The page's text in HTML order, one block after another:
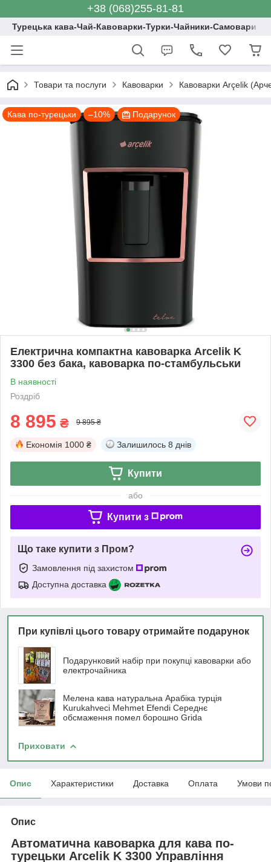
+38 (068)255-81-81
Турецька кава-Чай-Кавоварки-Турки-Чайники-Самовари
Товари та послуги Кавоварки Кавоварки Arçelik
Кава по-турецьки –10% Подарунок
Електрична компактна кавоварка Arcelik K
3300 без бака, кавоварка по-стамбульськи
В наявності
Роздріб
8 895 ₴ 9 895 ₴
Економія 1000 ₴ Залишилось 8 днів
Купити
або
Купити з
Що таке купити з Пром?
Замовлення під захистом
Доступна доставка
При купівлі цього товару отримайте подарунок
Подарунковий набір при покупці кавоварки або
електрочайника
Мелена кава натуральна Арабіка турція
Kurukahveci Mehmet Efendi Середнє
обсмаження помел борошно Grida
Приховати
Опис Характеристики Доставка Оплата Умови
Опис
Автоматична кавоварка для кава по-
турецьки Arcelik K 3300 Управління